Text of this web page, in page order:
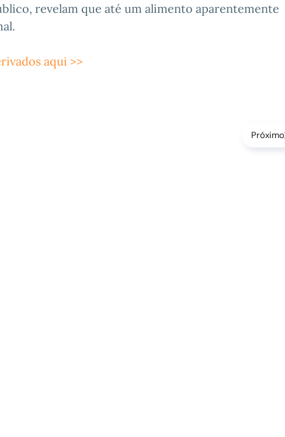
revelam que até um alimento aparentemente
aqui >>
Próximo